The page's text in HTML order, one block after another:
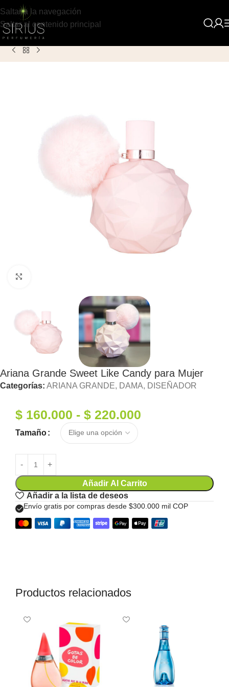
Saltar a la navegación
Saltar al contenido principal
Inicio Producto
Ariana Grande Sweet Like Candy para Mujer
Categorías: ARIANA GRANDE, DAMA, DISEÑADOR
$ 160.000 - $ 220.000
Tamaño
Añadir Al Carrito
Añadir a la lista de deseos
Envío gratis por compras desde $300.000 mil COP
Productos relacionados